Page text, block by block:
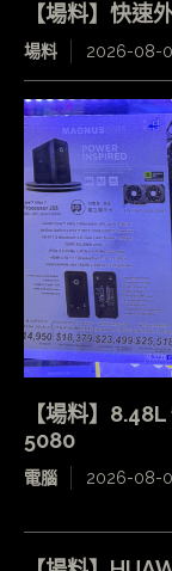
【場料】快
場料 2026-08-
【場料】
5080
電腦 2026-08-